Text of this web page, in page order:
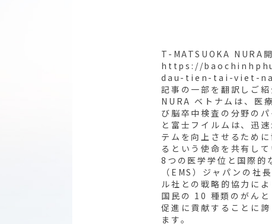
T-MATSUOKA NURA
https://
dau-tien-tai-viet-
記事の一部を翻訳しご紹
NURA ベトナムは、医
び脳卒中検査の分野の
と富士フイルムは、迅
テムを向上させるため
るという使命を共有して
8つの医学学位と国際的
（EMS）ジャパンの社
ル社との戦略的協力に
国民の 10 種類のがん
促進に貢献することに
ます。